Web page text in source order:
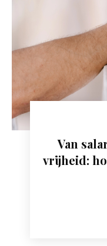
Van
vrijheid: